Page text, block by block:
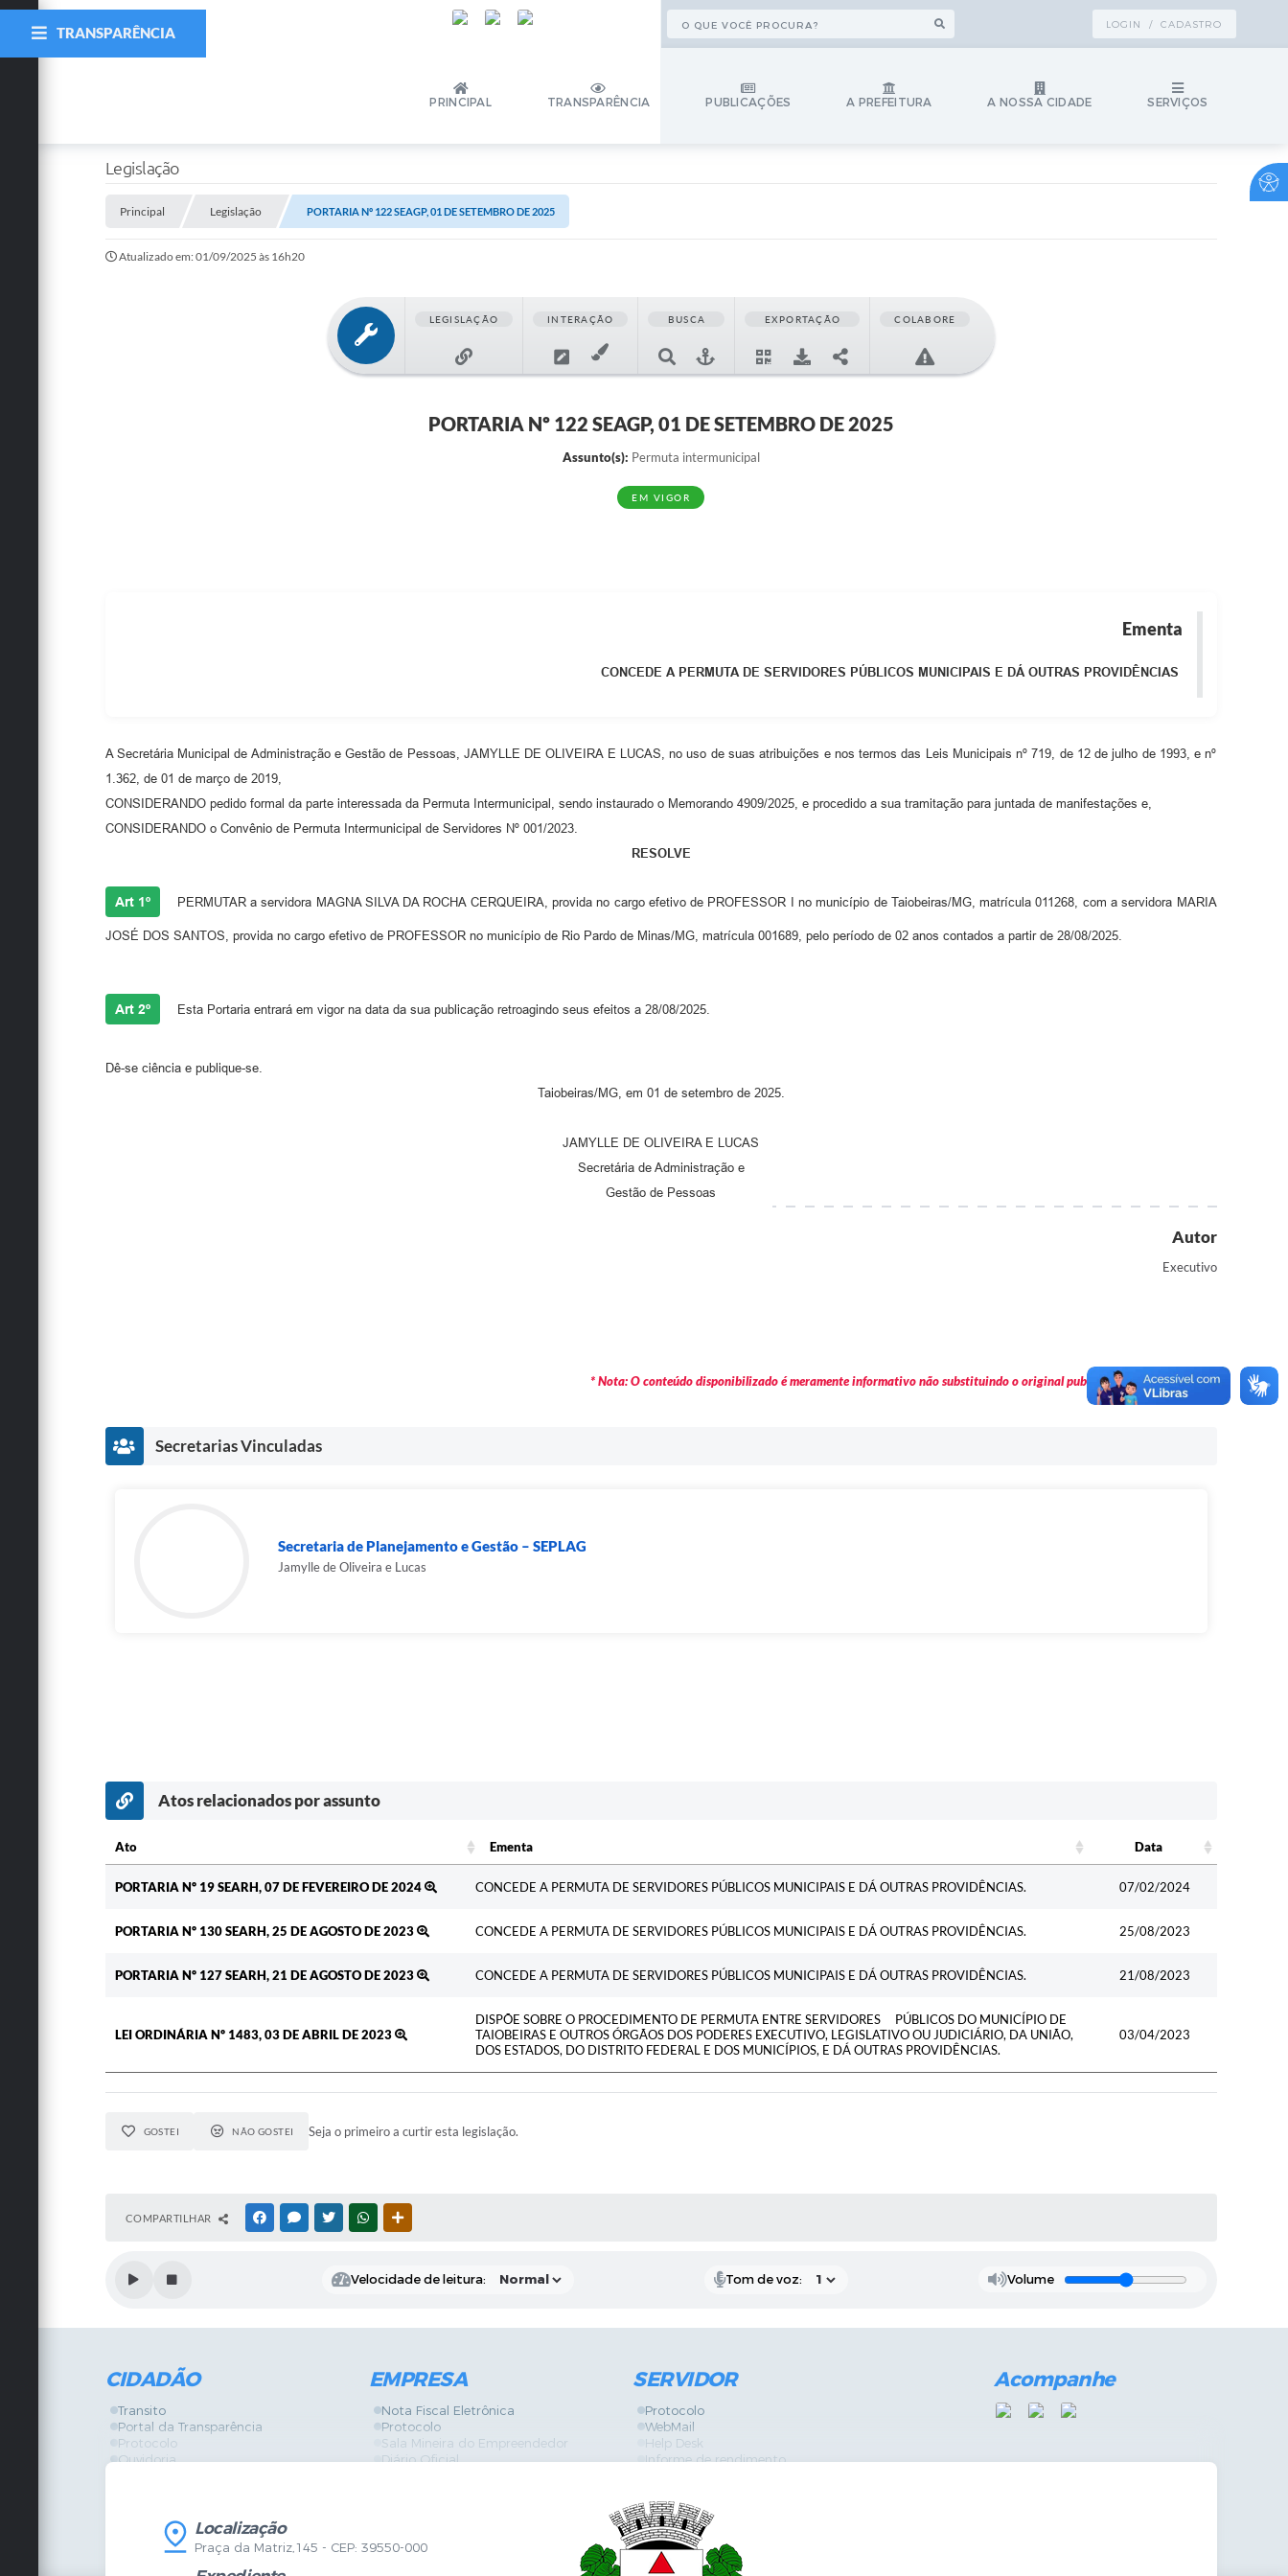
LOGIN / CADASTRO
PRINCIPAL TRANSPARÊNCIA PUBLICAÇÕES A PREFEITURA A NOSSA CIDADE SERVIÇOS
TRANSPARÊNCIA
Legislação
Principal Legislação PORTARIA Nº 122 SEAGP, 01 DE SETEMBRO DE 2025
Atualizado em: 01/09/2025 às 16h20
LEGISLAÇÃO INTERAÇÃO BUSCA EXPORTAÇÃO COLABORE
PORTARIA Nº 122 SEAGP, 01 DE SETEMBRO DE 2025
Assunto(s): Permuta intermunicipal
EM VIGOR
Ementa
CONCEDE A PERMUTA DE SERVIDORES PÚBLICOS MUNICIPAIS E DÁ OUTRAS PROVIDÊNCIAS
A Secretária Municipal de Administração e Gestão de Pessoas, JAMYLLE DE OLIVEIRA E LUCAS, no uso de suas atribuições e nos termos das Leis Municipais nº 719, de 12 de julho de 1993, e nº
1.362, de 01 de março de 2019,
CONSIDERANDO pedido formal da parte interessada da Permuta Intermunicipal, sendo instaurado o Memorando 4909/2025, e procedido a sua tramitação para juntada de manifestações e,
CONSIDERANDO o Convênio de Permuta Intermunicipal de Servidores Nº 001/2023.
RESOLVE
Art 1º PERMUTAR a servidora MAGNA SILVA DA ROCHA CERQUEIRA, provida no cargo efetivo de PROFESSOR I no município de Taiobeiras/MG, matrícula 011268, com a servidora MARIA
JOSÉ DOS SANTOS, provida no cargo efetivo de PROFESSOR no município de Rio Pardo de Minas/MG, matrícula 001689, pelo período de 02 anos contados a partir de 28/08/2025.
Art 2º Esta Portaria entrará em vigor na data da sua publicação retroagindo seus efeitos a 28/08/2025.
Dê-se ciência e publique-se.
Taiobeiras/MG, em 01 de setembro de 2025.
JAMYLLE DE OLIVEIRA E LUCAS
Secretária de Administração e
Gestão de Pessoas
Autor
Executivo
* Nota: O conteúdo disponibilizado é meramente informativo não substituindo o original publicado em Diário Oficial.
Secretarias Vinculadas
Secretaria de Planejamento e Gestão – SEPLAG
Jamylle de Oliveira e Lucas
Atos relacionados por assunto
Ato Ementa
Data
PORTARIA Nº 19 SEARH, 07 DE FEVEREIRO DE 2024
CONCEDE A PERMUTA DE SERVIDORES PÚBLICOS MUNICIPAIS E DÁ OUTRAS PROVIDÊNCIAS. 07/02/2024
PORTARIA Nº 130 SEARH, 25 DE AGOSTO DE 2023 CONCEDE A PERMUTA DE SERVIDORES PÚBLICOS MUNICIPAIS E DÁ OUTRAS PROVIDÊNCIAS. 25/08/2023
PORTARIA Nº 127 SEARH, 21 DE AGOSTO DE 2023 CONCEDE A PERMUTA DE SERVIDORES PÚBLICOS MUNICIPAIS E DÁ OUTRAS PROVIDÊNCIAS. 21/08/2023
LEI ORDINÁRIA Nº 1483, 03 DE ABRIL DE 2023
DISPÕE SOBRE O PROCEDIMENTO DE PERMUTA ENTRE SERVIDORES PÚBLICOS DO MUNICÍPIO DE
TAIOBEIRAS E OUTROS ÓRGÃOS DOS PODERES EXECUTIVO, LEGISLATIVO OU JUDICIÁRIO, DA UNIÃO,
DOS ESTADOS, DO DISTRITO FEDERAL E DOS MUNICÍPIOS, E DÁ OUTRAS PROVIDÊNCIAS.
03/04/2023
GOSTEI NÃO GOSTEI Seja o primeiro a curtir esta legislação.
COMPARTILHAR FACEBOOKMESSENGER
TWITTERWHATSAPP
Velocidade de leitura: Tom de voz: Volume
CIDADÃO
Transito
Portal da Transparência
Protocolo
Ouvidoria
Legislação
Diário Oficial
Mapa do Site
EMPRESA
Nota Fiscal Eletrônica
Protocolo
Sala Mineira do Empreendedor
Diário Oficial
Serviços Online
Vigilância Sanitária
SERVIDOR
Protocolo
WebMail
Help Desk
Informe de rendimento
GPI
Diário Oficial
Fale com RH
SGDI - Sistema de Gerência de Demandas Internas
Acompanhe
Localização
Praça da Matriz,145 - CEP: 39550-000